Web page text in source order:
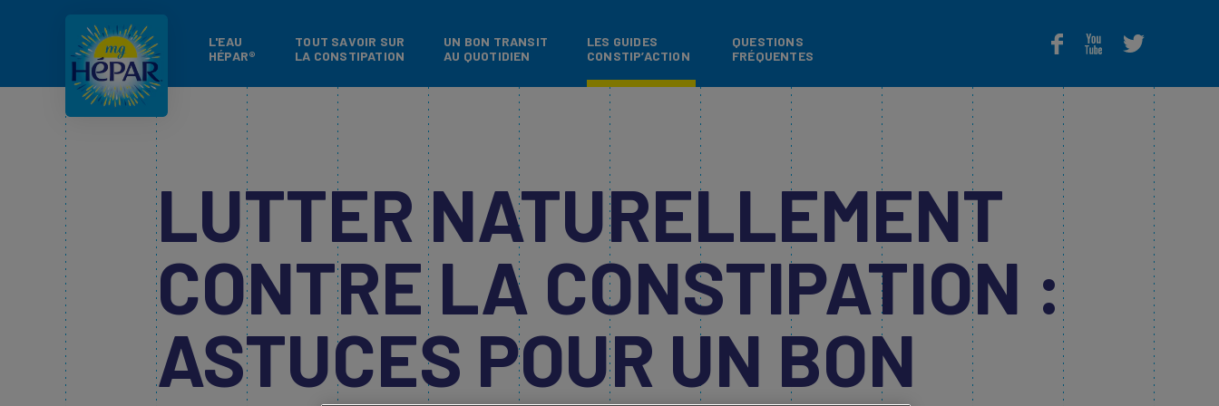
L'EAU
HÉPAR®
TOUT SAVOIR SUR
LA CONSTIPATION
UN BON TRANSIT
AU QUOTIDIEN
LES GUIDES
CONSTIP’ACTION
QUESTIONS
FRÉQUENTES
LUTTER NATURELLEMENT
CONTRE LA CONSTIPATION :
ASTUCES POUR UN BON